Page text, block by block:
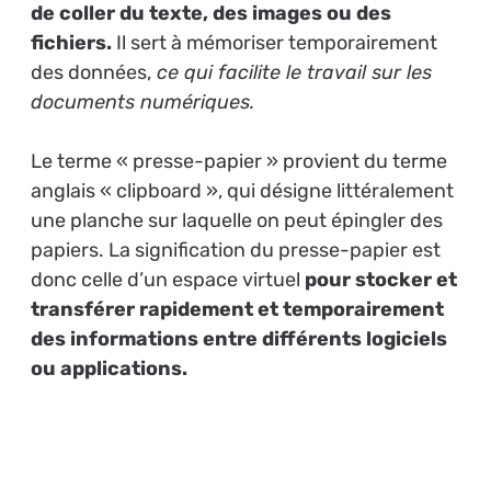
de coller du texte, des images ou des
fichiers.Il sert à mémoriser temporairement
des données,ce qui facilite le travail sur les
documents numériques.
Le terme « presse-papier » provient du terme
anglais « clipboard », qui désigne littéralement
une planche sur laquelle on peut épingler des
papiers. La signification du presse-papier est
donc celle d’un espace virtuel pour stocker et
transférer rapidement et temporairement
des informations entre différents logiciels
ou applications.